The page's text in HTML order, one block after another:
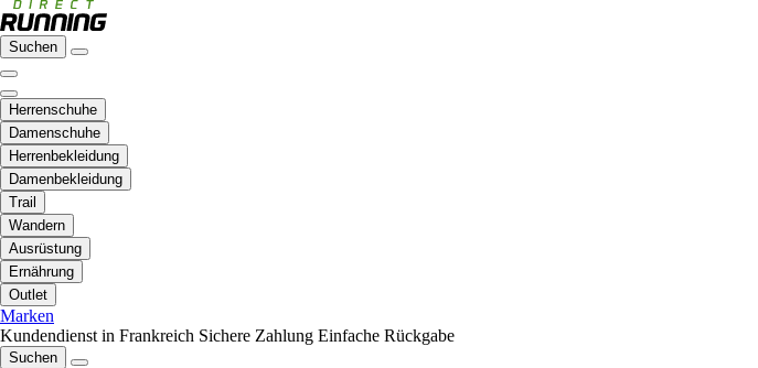
Suchen
Herrenschuhe
Damenschuhe
Herrenbekleidung
Damenbekleidung
Trail
Wandern
Ausrüstung
Ernährung
Outlet
Marken
Kundendienst in Frankreich Sichere Zahlung Einfache Rückgabe
Suchen